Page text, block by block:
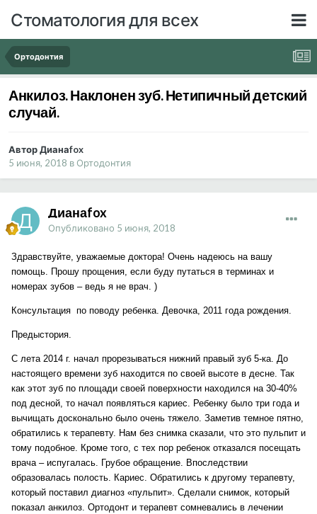
Стоматология для всех
Ортодонтия
Анкилоз. Наклонен зуб. Нетипичный детский
случай.
Автор Дианаfox
5 июня, 2018 в Ортодонтия
Дианаfox
Опубликовано 5 июня, 2018
Здравствуйте, уважаемые доктора! Очень надеюсь на вашу
помощь. Прошу прощения, если буду путаться в терминах и
номерах зубов – ведь я не врач. )
Консультация по поводу ребенка. Девочка, 2011 года рождения.
Предыстория.
С лета 2014 г. начал прорезываться нижний правый зуб 5-ка. До
настоящего времени зуб находится по своей высоте в десне. Так
как этот зуб по площади своей поверхности находился на 30-40%
под десной, то начал появляться кариес. Ребенку было три года и
вычищать досконально было очень тяжело. Заметив темное пятно,
обратились к терапевту. Нам без снимка сказали, что это пульпит и
тому подобное. Кроме того, с тех пор ребенок отказался посещать
врача – испугалась. Грубое обращение. Впоследствии
образовалась полость. Кариес. Обратились к другому терапевту,
который поставил диагноз «пульпит». Сделали снимок, который
показал анкилоз. Ортодонт и терапевт сомневались в лечении